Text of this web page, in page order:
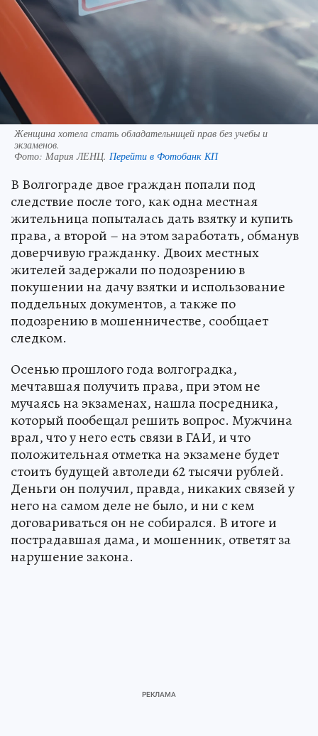
Женщина хотела стать обладательницей прав без учебы и
экзаменов.
Фото: Мария ЛЕНЦ. Перейти в Фотобанк КП
В Волгограде двое граждан попали под
следствие после того, как одна местная
жительница попыталась дать взятку и купить
права, а второй – на этом заработать, обманув
доверчивую гражданку. Двоих местных
жителей задержали по подозрению в
покушении на дачу взятки и использование
поддельных документов, а также по
подозрению в мошенничестве, сообщает
следком.
Осенью прошлого года волгоградка,
мечтавшая получить права, при этом не
мучаясь на экзаменах, нашла посредника,
который пообещал решить вопрос. Мужчина
врал, что у него есть связи в ГАИ, и что
положительная отметка на экзамене будет
стоить будущей автоледи 62 тысячи рублей.
Деньги он получил, правда, никаких связей у
него на самом деле не было, и ни с кем
договариваться он не собирался. В итоге и
пострадавшая дама, и мошенник, ответят за
нарушение закона.